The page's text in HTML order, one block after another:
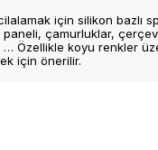
için silikon bazlı
çamurluklar,
Özellikle koyu renkler
için önerilir.